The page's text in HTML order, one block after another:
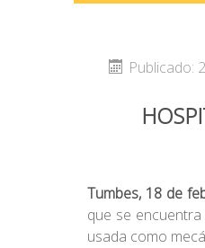
Publicado:
Tumbes, 18 de
que se
usada como